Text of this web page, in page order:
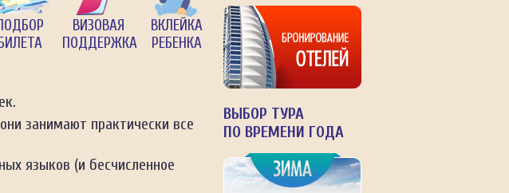
ВИЗОВАЯ
ПОДДЕРЖКА
ВКЛЕЙКА
РЕБЕНКА
занимают практически все
языков (и бесчисленное
ВЫБОР ТУРА
ПО ВРЕМЕНИ ГОДА